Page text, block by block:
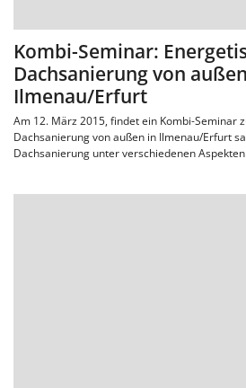
Kombi-Seminar:
Dachsanierung von
Ilmenau/Erfurt
Am 12. März 2015, findet ein Kombi-Seminar
Dachsanierung von außen in Ilmenau/Erfurt
Dachsanierung unter verschiedenen